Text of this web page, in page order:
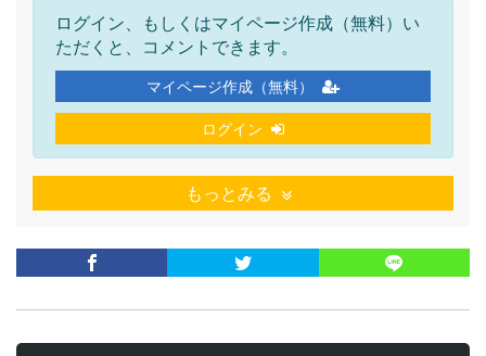
ログイン、もしくはマイページ作成（無料）い
ただくと、コメントできます。
マイページ作成（無料）
ログイン
もっとみる